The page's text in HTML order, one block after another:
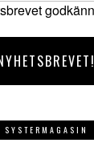
SYSTERMAGASIN